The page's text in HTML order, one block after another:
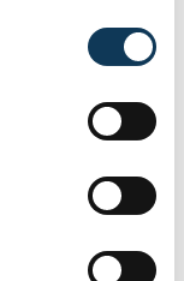
FOTÓS
Kovács
Bálint